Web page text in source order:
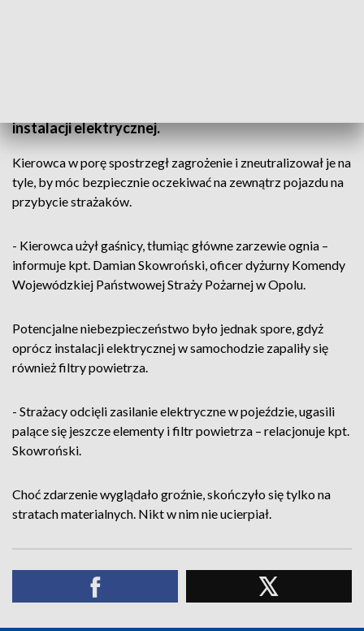
instalacji elektrycznej.
Kierowca w porę spostrzegł zagrożenie i zneutralizował je na
tyle, by móc bezpiecznie oczekiwać na zewnątrz pojazdu na
przybycie strażaków.
- Kierowca użył gaśnicy, tłumiąc główne zarzewie ognia –
informuje kpt. Damian Skowroński, oficer dyżurny Komendy
Wojewódzkiej Państwowej Straży Pożarnej w Opolu.
Potencjalne niebezpieczeństwo było jednak spore, gdyż
oprócz instalacji elektrycznej w samochodzie zapaliły się
również filtry powietrza.
- Strażacy odcięli zasilanie elektryczne w pojeździe, ugasili
palące się jeszcze elementy i filtr powietrza – relacjonuje kpt.
Skowroński.
Choć zdarzenie wyglądało groźnie, skończyło się tylko na
stratach materialnych. Nikt w nim nie ucierpiał.